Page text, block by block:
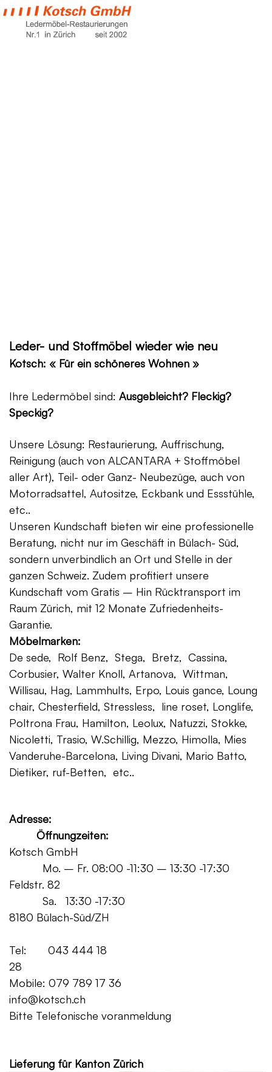
Leder- und Stoffmöbel wieder wie neu
Kotsch: « Für ein schöneres Wohnen »
Ihre Ledermöbel sind: Ausgebleicht? Fleckig?
Speckig?
Unsere Lösung: Restaurierung, Auffrischung,
Reinigung (auch von ALCANTARA + Stoffmöbel
aller Art), Teil- oder Ganz- Neubezüge, auch von
Motorradsattel, Autositze, Eckbank und Essstühle,
etc..
Unseren Kundschaft bieten wir eine professionelle
Beratung, nicht nur im Geschäft in Bülach- Süd,
sondern unverbindlich an Ort und Stelle in der
ganzen Schweiz. Zudem profitiert unsere
Kundschaft vom Gratis – Hin Rücktransport im
Raum Zürich, mit 12 Monate Zufriedenheits-
Garantie.
Möbelmarken:
De sede, Rolf Benz, Stega, Bretz, Cassina,
Corbusier, Walter Knoll, Artanova, Wittman,
Willisau, Hag, Lammhults, Erpo, Louis gance, Loung
chair, Chesterfield, Stressless, line roset, Longlife,
Poltrona Frau, Hamilton, Leolux, Natuzzi, Stokke,
Nicoletti, Trasio, W.Schillig, Mezzo, Himolla, Mies
Vanderuhe-Barcelona, Living Divani, Mario Batto,
Dietiker, ruf-Betten, etc..
Adresse:
Öffnungzeiten:
Kotsch GmbH
Mo. – Fr. 08:00 -11:30 – 13:30 -17:30
Feldstr. 82
Sa. 13:30 -17:30
8180 Bülach-Süd/ZH
Tel: 043 444 18
28
Mobile: 079 789 17 36
info@kotsch.ch
Bitte Telefonische voranmeldung
Lieferung für Kanton Zürich